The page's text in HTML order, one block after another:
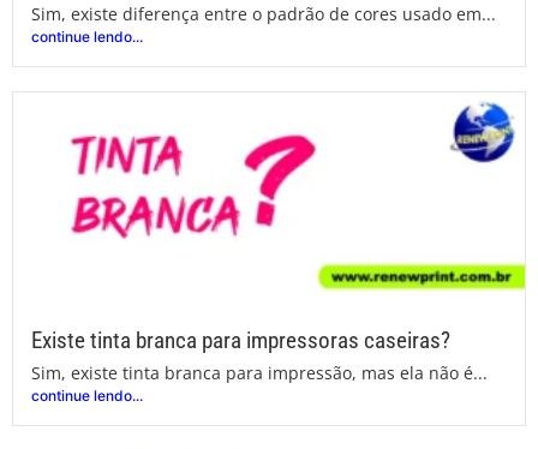
Sim, existe diferença entre o padrão de cores usado em...
continue lendo...
Existe tinta branca para impressoras caseiras?
Sim, existe tinta branca para impressão, mas ela não é...
continue lendo...